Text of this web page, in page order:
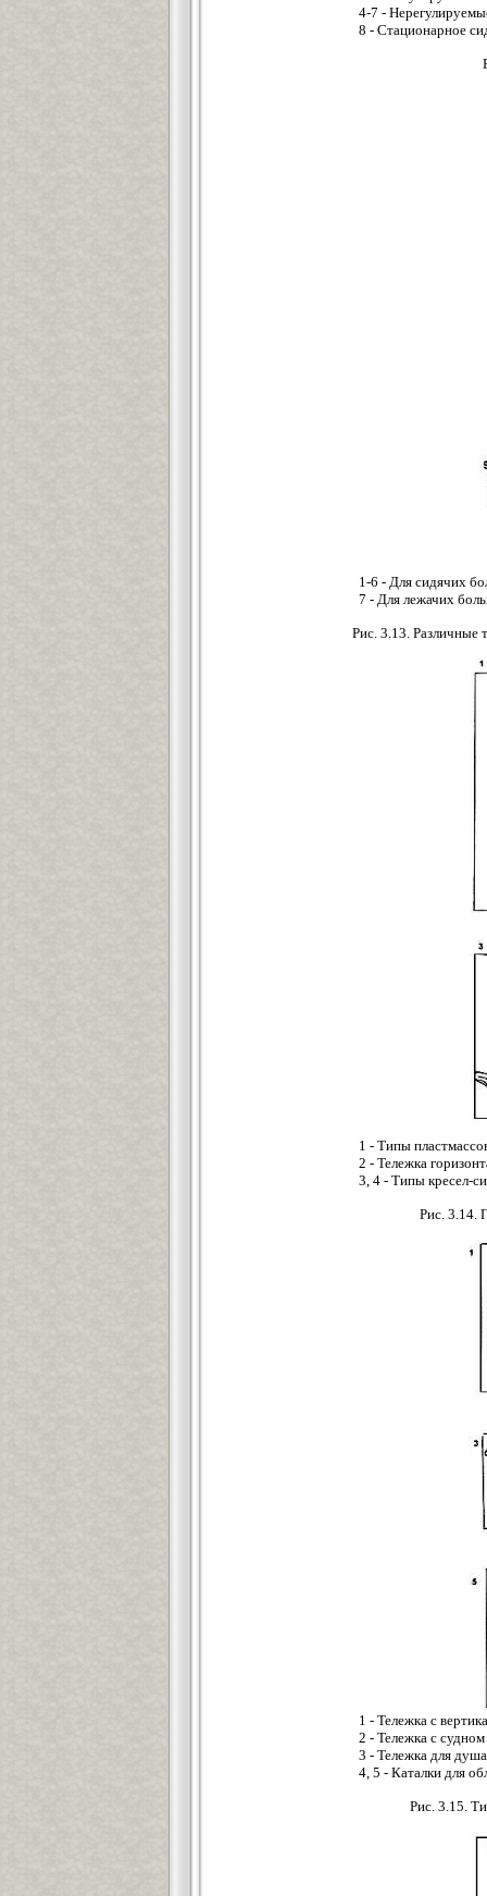
4-7 -
8 - Стационарное
1-6 - Для сидячих
7 - Для лежачих
Рис. 3.13. Различные
1 - Типы
2 - Тележка
3, 4 - Типы кресел-
Рис. 3.14.
1 - Тележка с
2 - Тележка с
3 - Тележка для
4, 5 - Каталки для
Рис. 3.15.